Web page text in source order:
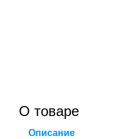
О товаре
Описание